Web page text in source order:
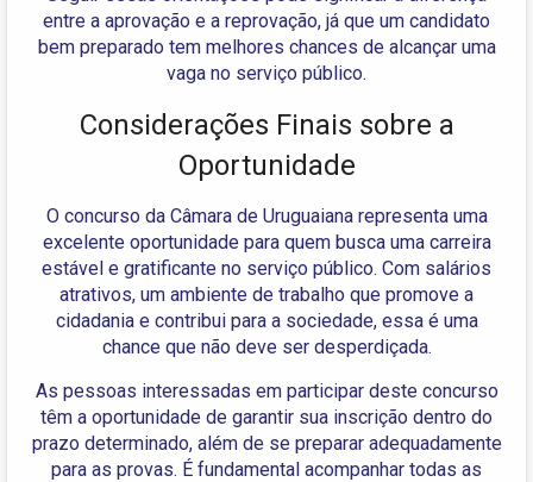
entre a aprovação e a reprovação, já que um candidato
bem preparado tem melhores chances de alcançar uma
vaga no serviço público.
Considerações Finais sobre a
Oportunidade
O concurso da Câmara de Uruguaiana representa uma
excelente oportunidade para quem busca uma carreira
estável e gratificante no serviço público. Com salários
atrativos, um ambiente de trabalho que promove a
cidadania e contribui para a sociedade, essa é uma
chance que não deve ser desperdiçada.
As pessoas interessadas em participar deste concurso
têm a oportunidade de garantir sua inscrição dentro do
prazo determinado, além de se preparar adequadamente
para as provas. É fundamental acompanhar todas as